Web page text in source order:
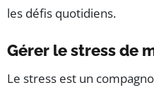
les défis quotidiens.
Gérer le stress de
Le stress est un